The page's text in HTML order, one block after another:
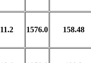
11.2 1576.0 158.48